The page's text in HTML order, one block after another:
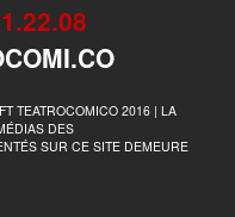
TEATROCOMICO 2016 | LA
DES
SUR CE SITE DEMEURE